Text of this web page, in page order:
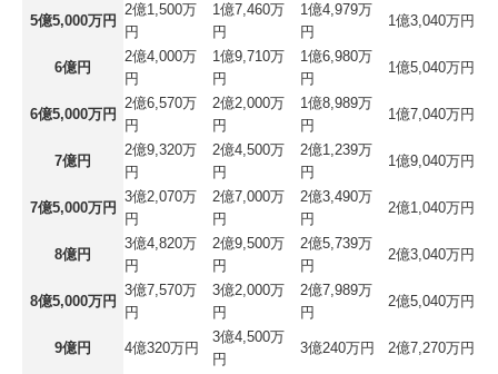
5億5,000万円
2億1,500万
円
1億7,460万
円
1億4,979万
円
1億3,040万円
6億円
2億4,000万
円
1億9,710万
円
1億6,980万
円
1億5,040万円
6億5,000万円
2億6,570万
円
2億2,000万
円
1億8,989万
円
1億7,040万円
7億円
2億9,320万
円
2億4,500万
円
2億1,239万
円
1億9,040万円
7億5,000万円
3億2,070万
円
2億7,000万
円
2億3,490万
円
2億1,040万円
8億円
3億4,820万
円
2億9,500万
円
2億5,739万
円
2億3,040万円
8億5,000万円
3億7,570万
円
3億2,000万
円
2億7,989万
円
2億5,040万円
9億円 4億320万円
3億4,500万
円
3億240万円 2億7,270万円